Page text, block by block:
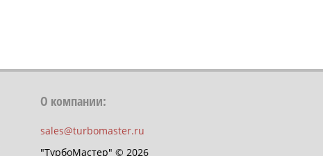
О компании:
sales@turbomaster.ru
"ТурбоМастер" © 2026